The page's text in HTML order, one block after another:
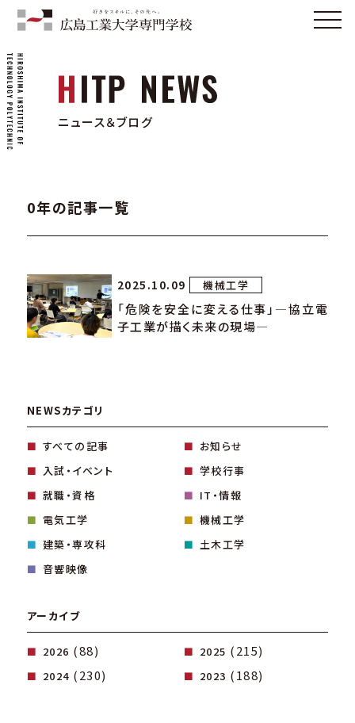
ニュース＆ブログ
0年の記事一覧
2025.10.09 機械工学
「危険を安全に変える仕事」—協立電
子工業が描く未来の現場—
NEWSカテゴリ
すべての記事
お知らせ
入試・イベント
学校行事
就職・資格
IT・情報
電気工学
機械工学
建築・専攻科
土木工学
音響映像
アーカイブ
2026 (88) 2025 (215)
2024 (230) 2023 (188)